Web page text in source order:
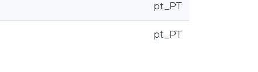
pt_PT
pt_PT